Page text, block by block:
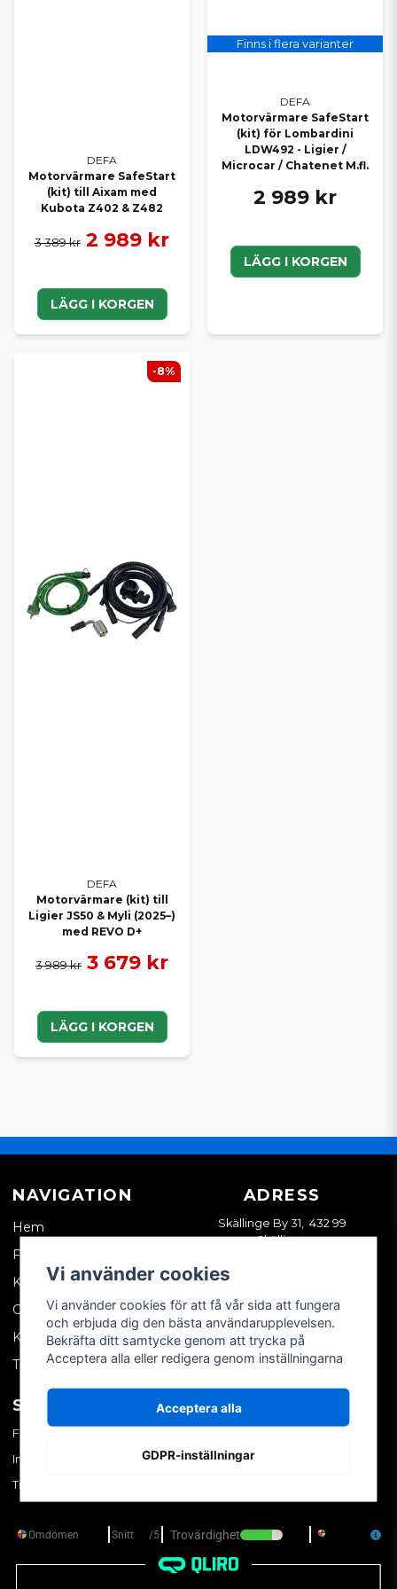
PASSAR BLAND ANNAT DESSA
Greaves G499 Euro 5+
SOM PASSAR?
Kontakta oss gärna med registreringsnummer eller motortyp så
hjälper vi dig att hitta rätt motorvärmare direkt. Vi har lång
erfarenhet av mopedbilar och guidar dig gärna till rätt lösning.
DEFA
Motorvärmare SafeStart
(kit) till Aixam med
Kubota Z402 & Z482
3 389 kr 2 989 kr
LÄGG I KORGEN
Finns i flera varianter
DEFA
Motorvärmare SafeStart
(kit) för Lombardini
LDW492 - Ligier /
Microcar / Chatenet M.fl.
2 989 kr
LÄGG I KORGEN
DEFA
Motorvärmare (kit) till
Ligier JS50 & Myli (2025–)
med REVO D+
3 989 kr 3 679 kr
LÄGG I KORGEN
-8%
NAVIGATION
Hem
Företagskund
Kontakta oss
Om oss
Köpvillkor
Tips & trix
ADRESS
Skällinge By 31, 432 99
Skällinge
SOCIALA MEDIER
Facebook
Instagram
TikTok
MITT KONTO
Skapa konto
Vi använder cookies
Vi använder cookies för att få vår sida att fungera
och erbjuda dig den bästa användarupplevelsen.
Bekräfta ditt samtycke genom att trycka på
Acceptera alla eller redigera genom inställningarna
Acceptera alla
GDPR-inställningar